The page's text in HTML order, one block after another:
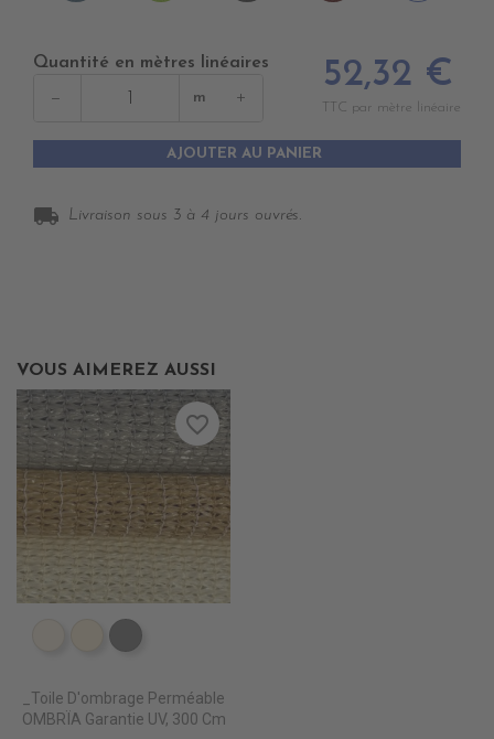
Quantité en mètres linéaires
− m +
52,32 €
TTC par mètre linéaire
AJOUTER AU PANIER
local_shipping Livraison sous 3 à 4 jours ouvrés.
VOUS AIMEREZ AUSSI
PS2000 NATUREL
PS2010 DESERT SAND
PS2020 GRIS
_Toile D'ombrage Perméable
OMBRÏA Garantie UV, 300 Cm
favorite_border